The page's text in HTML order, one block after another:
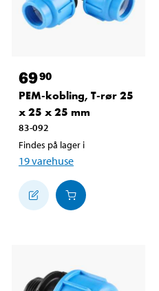
6990
PEM-kobling, T-rør 25
x 25 x 25 mm
83-092
Findes på lager i
19varehuse